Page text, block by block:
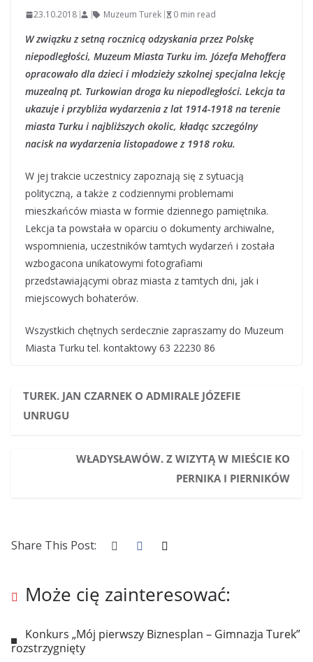
23.10.2018 Muzeum Turek 0 min read
W związku z setną rocznicą odzyskania przez Polskę
niepodległości, Muzeum Miasta Turku im. Józefa Mehoffera
opracowało dla dzieci i młodzieży szkolnej specjalna lekcję
muzealną pt. Turkowian droga ku niepodległości. Lekcja ta
ukazuje i przybliża wydarzenia z lat 1914-1918 na terenie
miasta Turku i najbliższych okolic, kładąc szczególny
nacisk na wydarzenia listopadowe z 1918 roku.
W jej trakcie uczestnicy zapoznają się z sytuacją
polityczną, a także z codziennymi problemami
mieszkańców miasta w formie dziennego pamiętnika.
Lekcja ta powstała w oparciu o dokumenty archiwalne,
wspomnienia, uczestników tamtych wydarzeń i została
wzbogacona unikatowymi fotografiami
przedstawiającymi obraz miasta z tamtych dni, jak i
miejscowych bohaterów.
Wszystkich chętnych serdecznie zapraszamy do Muzeum
Miasta Turku tel. kontaktowy 63 22230 86
TUREK. JAN CZARNEK O ADMIRALE JÓZEFIE
UNRUGU
WŁADYSŁAWÓW. Z WIZYTĄ W MIEŚCIE KO
PERNIKA I PIERNIKÓW
Share This Post:
Może cię zainteresować:
Konkurs „Mój pierwszy Biznesplan – Gimnazja Turek”
rozstrzygnięty